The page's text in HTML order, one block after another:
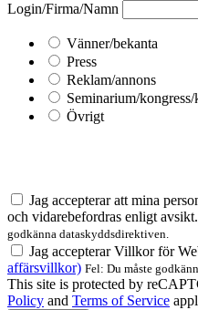
Login/Firma/Namn
Vänner/bekanta
Press
Reklam/annons
Seminarium/
Övrigt
Jag accepterar att mina
och vidarebefordras enligt avsikt.
godkänna dataskyddsdirektiven.
Jag accepterar Villkor för
affärsvillkor) Fel: Du måste
This site is protected by
Policy and Terms of Service